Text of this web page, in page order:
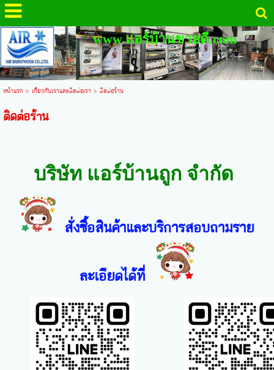
www.แอร์บ้านขายดี.com
หน้าแรก > เกี่ยวกับเราและติดต่อเรา> ติดต่อร้าน
ติดต่อร้าน
บริษัท แอร์บ้านถูก จำกัด
สั่งซื้อสินค้าและบริการสอบถามราย
ละเอียดได้ที่